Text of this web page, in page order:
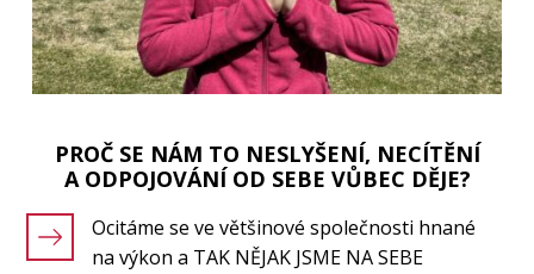
PROČ SE NÁM TO NESLYŠENÍ, NECÍTĚNÍ
A ODPOJOVÁNÍ OD SEBE VŮBEC DĚJE?
Ocitáme se ve většinové společnosti hnané
na výkon a TAK NĚJAK JSME NA SEBE